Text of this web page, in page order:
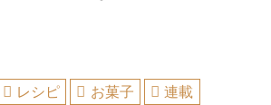
レシピ お菓子
連載